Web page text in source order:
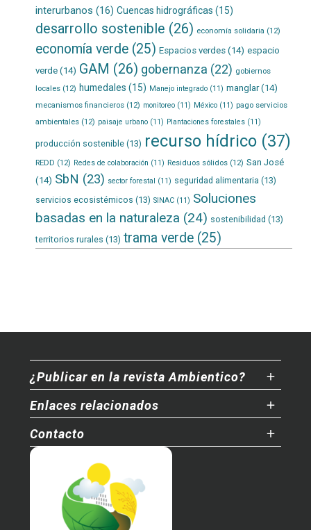
interurbanos (16) Cuencas hidrográficas (15)
desarrollo sostenible (26) economía solidaria (12)
economía verde(25) Espacios verdes(14) espacio
verde(14) GAM (26) gobernanza (22) gobiernos
locales(12) humedales (15) Manejo integrado(11) manglar(14)
mecanismos financieros(12) monitoreo(11) México(11) pago servicios
ambientales(12) paisaje urbano(11) Plantaciones forestales(11)
producción sostenible(13) recurso hídrico(37)
REDD (12) Redes de colaboración (11) Residuos sólidos(12) San José
(14) SbN (23) sector forestal (11) seguridad alimentaria (13)
servicios ecosistémicos (13) SINAC(11) Soluciones
basadas en la naturaleza (24) sostenibilidad (13)
territorios rurales (13) trama verde(25)
¿Publicar en la revista Ambientico?
Enlaces relacionados
Contacto